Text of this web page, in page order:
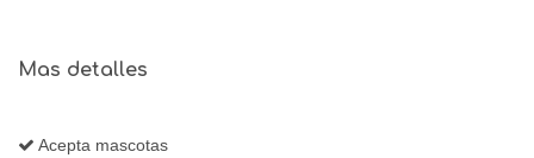
Mas detalles
Acepta mascotas